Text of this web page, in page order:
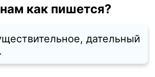
как пишется?
дательный